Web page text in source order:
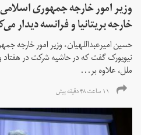
وزیر امور خارجه جمهوری
خارجه بریتانیا و فرانسه دیدار
حسین امیرعبداللهیان، وزیر امور خارجه
نیویورک گفت که در حاشیه شرکت در
ملل، علاوه بر...
۱۱ ساعت ۴۸ دقیقه پیش